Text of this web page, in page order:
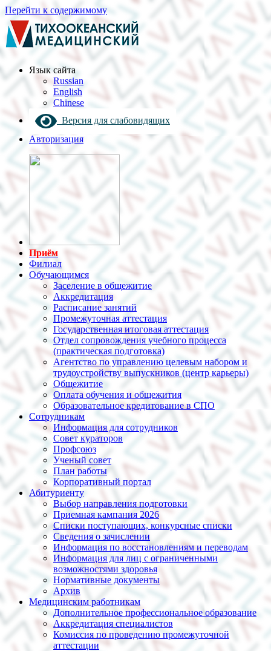
Перейти к содержимому
Язык cайта
Russian
English
Chinese
Версия для слабовидящих
Авторизация
Приём
Филиал
Обучающимся
Заселение в общежитие
Аккредитация
Расписание занятий
Промежуточная аттестация
Государственная итоговая аттестация
Отдел сопровождения учебного процесса
(практическая подготовка)
Агентство по управлению целевым набором и
трудоустройству выпускников (центр карьеры)
Общежитие
Оплата обучения и общежития
Образовательное кредитование в СПО
Сотрудникам
Информация для сотрудников
Совет кураторов
Профсоюз
Ученый совет
План работы
Корпоративный портал
Абитуриенту
Выбор направления подготовки
Приемная кампания 2026
Списки поступающих, конкурсные списки
Сведения о зачислении
Информация по восстановлениям и переводам
Информация для лиц с ограниченными
возможностями здоровья
Нормативные документы
Архив
Медицинским работникам
Дополнительное профессиональное образование
Аккредитация специалистов
Комиссия по проведению промежуточной
аттестации